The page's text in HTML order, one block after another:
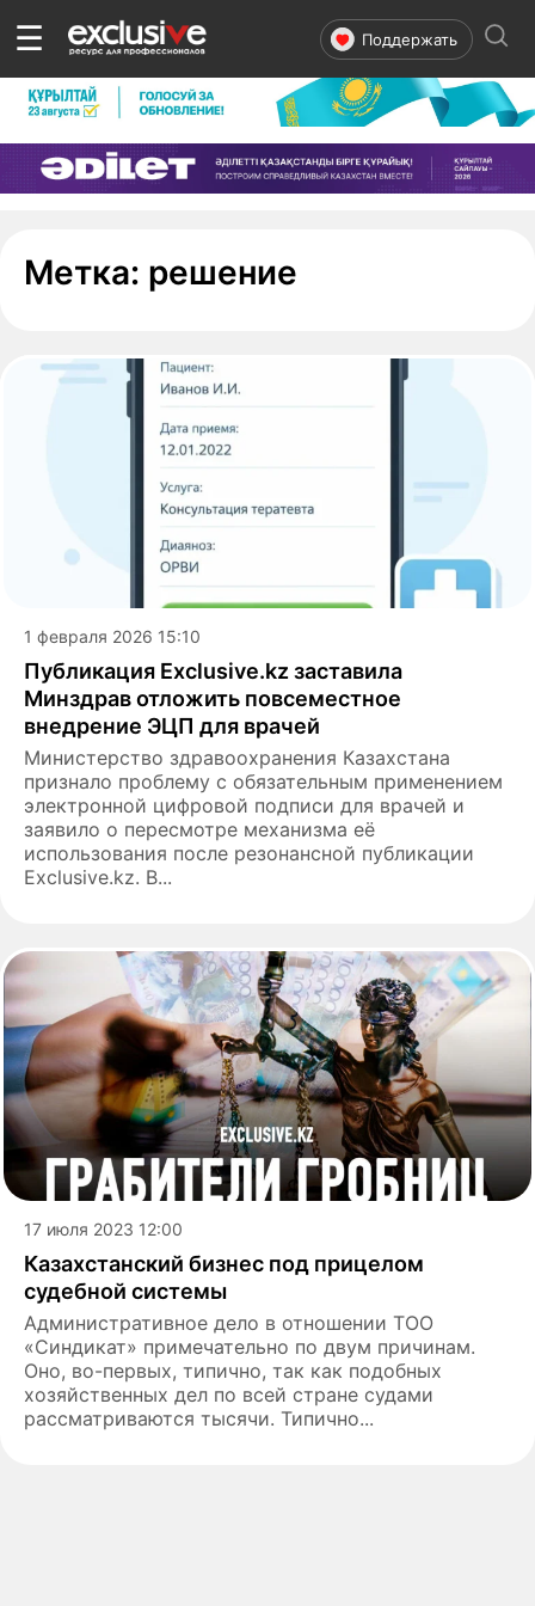
☰ Поддержать
Метка: решение
1 февраля 2026 15:10
Публикация Exclusive.kz заставила
Минздрав отложить повсеместное
внедрение ЭЦП для врачей
Министерство здравоохранения Казахстана
признало проблему с обязательным применением
электронной цифровой подписи для врачей и
заявило о пересмотре механизма её
использования после резонансной публикации
Exclusive.kz. В...
17 июля 2023 12:00
Казахстанский бизнес под прицелом
судебной системы
Административное дело в отношении ТОО
«Синдикат» примечательно по двум причинам.
Оно, во-первых, типично, так как подобных
хозяйственных дел по всей стране судами
рассматриваются тысячи. Типично...